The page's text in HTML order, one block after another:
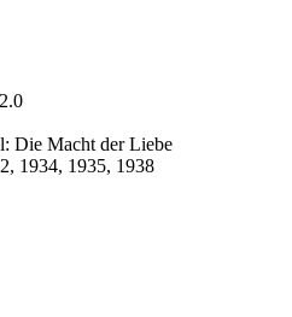
Die Macht der Liebe
1934, 1935, 1938